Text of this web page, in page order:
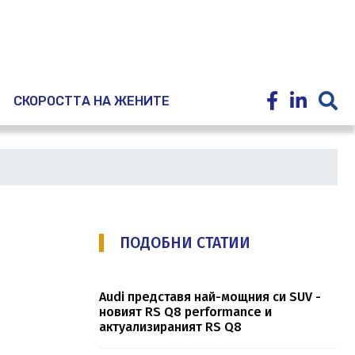
СКОРОСТТА НА ЖЕНИТЕ
ПОДОБНИ СТАТИИ
Audi представя най-мощния си SUV -
новият RS Q8 performance и
актуализираният RS Q8